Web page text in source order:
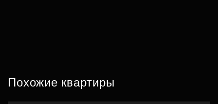
Похожие квартиры